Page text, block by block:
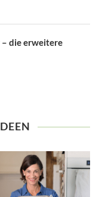
– die erweitere